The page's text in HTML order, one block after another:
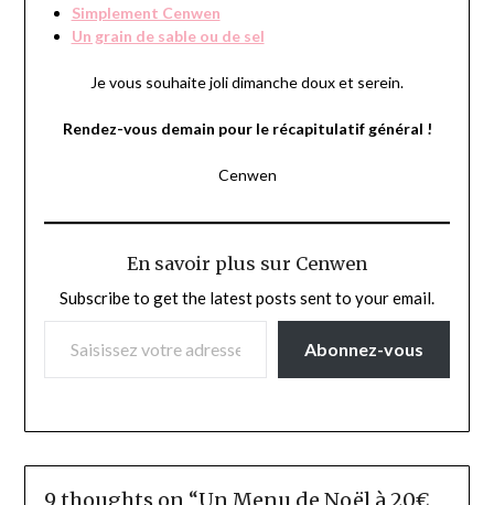
Simplement Cenwen
Un grain de sable ou de sel
Je vous souhaite joli dimanche doux et serein.
Rendez-vous demain pour le récapitulatif général !
Cenwen
En savoir plus sur Cenwen
Subscribe to get the latest posts sent to your email.
SAISISSEZ VOTRE ADRESSE E-MAIL…
Abonnez-vous